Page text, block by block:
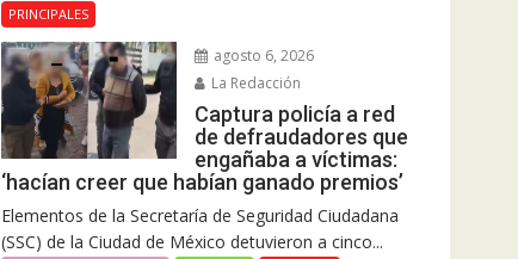
PRINCIPALES
agosto 6, 2026
La Redacción
Captura policía a red
de defraudadores que
engañaba a víctimas:
‘hacían creer que habían ganado premios’
Elementos de la Secretaría de Seguridad Ciudadana
(SSC) de la Ciudad de México detuvieron a cinco...